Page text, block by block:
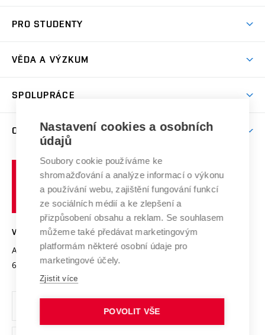
Koleje
Sport na VUT
Dny otevřených dveří
Celoživotní vzdělávání
E-přihláška
PRO STUDENTY
Harmonogram akademického roku
Závěrečné práce
Doktorské studium
Zpracování osobních údajů studentů
Sociální bezpečí
Studium bez bariér
Podpora podnikání
VĚDA A VÝZKUM
Mezinárodní vědecká rada
Systém zajišťování kvality výzkumu
Výzkumné infrastruktury
Transfer znalostí
Open Science
Projekty
Projekty ze strukturálních fondů
Specifický výzkum
SPOLUPRÁCE
Firemní spolupráce
Zahraniční spolupráce
Spolupráce se školami
Mezinárodní dohody
Univerzitní sítě
O UNIVERZITĚ
Profil univerzity
Udržitelná univerzita
Podnikavá univerzita / ContriBUTe
Bezpečná univerzita
Vyznamenání
Organizační struktura
Ochrana osobních údajů
učení
technické
Brně
VYSOKÉ UČENÍ TECHNICKÉ V BRNĚ
Antonínská 548/1
602 00 Brno
www.vut.cz
vut@vutbr.cz
Nastavení cookies a osobních
údajů
Soubory cookie používáme ke
shromažďování a analýze informací o výkonu
a používání webu, zajištění fungování funkcí
ze sociálních médií a ke zlepšení a
přizpůsobení obsahu a reklam. Se souhlasem
můžeme také předávat marketingovým
platformám některé osobní údaje pro
marketingové účely.
Zjistit více
POVOLIT VŠE